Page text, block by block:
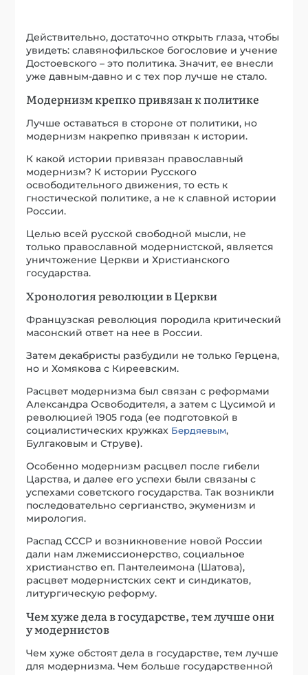
Действительно, достаточно открыть глаза, чтобы
увидеть: славянофильское богословие и учение
Достоевского – это политика. Значит, ее внесли
уже давным-давно и с тех пор лучше не стало.
Модернизм крепко привязан к политике
Лучше оставаться в стороне от политики, но
модернизм накрепко привязан к истории.
К какой истории привязан православный
модернизм? К истории Русского
освободительного движения, то есть к
гностической политике, а не к славной истории
России.
Целью всей русской свободной мысли, не
только православной модернистской, является
уничтожение Церкви и Христианского
государства.
Хронология революции в Церкви
Французская революция породила критический
масонский ответ на нее в России.
Затем декабристы разбудили не только Герцена,
но и Хомякова с Киреевским.
Расцвет модернизма был связан с реформами
Александра Освободителя, а затем с Цусимой и
революцией 1905 года (ее подготовкой в
социалистических кружках Бердяевым,
Булгаковым и Струве).
Особенно модернизм расцвел после гибели
Царства, и далее его успехи были связаны с
успехами советского государства. Так возникли
последовательно сергианство, экуменизм и
мирология.
Распад СССР и возникновение новой России
дали нам лжемиссионерство, социальное
христианство еп. Пантелеимона (Шатова),
расцвет модернистских сект и синдикатов,
литургическую реформу.
Чем хуже дела в государстве, тем лучше они
у модернистов
Чем хуже обстоят дела в государстве, тем лучше
для модернизма. Чем больше государственной